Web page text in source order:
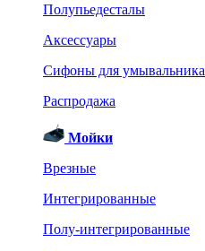
Полупьедесталы
Аксессуары
Сифоны для умывальника
Распродажа
Мойки
Врезные
Интегрированные
Полу-интегрированные